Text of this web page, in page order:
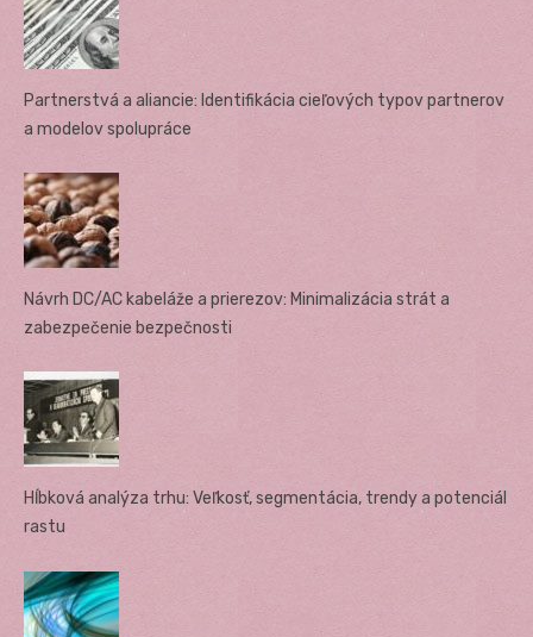
Partnerstvá a aliancie: Identifikácia cieľových typov partnerov
a modelov spolupráce
Návrh DC/AC kabeláže a prierezov: Minimalizácia strát a
zabezpečenie bezpečnosti
Hĺbková analýza trhu: Veľkosť, segmentácia, trendy a potenciál
rastu